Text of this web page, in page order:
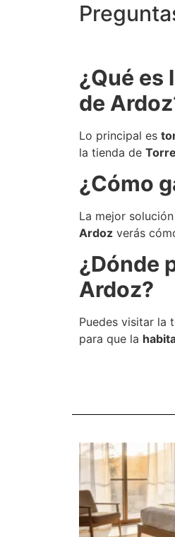
¿Qué es
de
Lo principal es
la tienda de
¿Cómo
La mejor
Ardoz verás
¿Dónde
Ardoz?
Puedes visitar la
para que la